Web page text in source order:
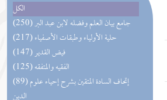
الكل
(250) جامع بيان العلم وفضله لابن عبد البر
(217) حلية الأولياء وطبقات الأصفياء
(147) فيض القدير
(125) الفقيه والمتفقه
(89) إتحاف السادة المتقين بشرح إحياء علوم